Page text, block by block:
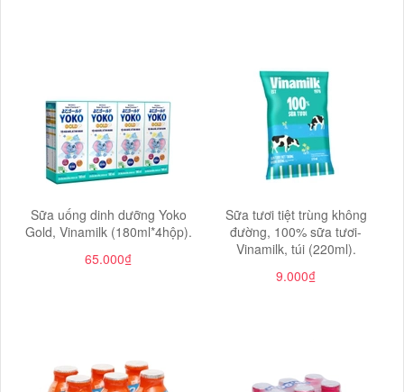
Sữa uống dinh dưỡng Yoko
Gold, Vinamilk (180ml*4hộp).
65.000₫
Sữa tươi tiệt trùng không
đường, 100% sữa tươi-
Vinamilk, túi (220ml).
9.000₫